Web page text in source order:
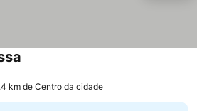
km de Centro da cidade